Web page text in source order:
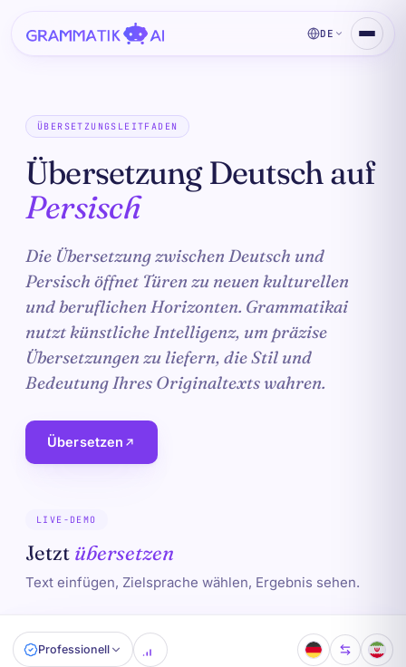
DE
ÜBERSETZUNGSLEITFADEN
Übersetzung Deutsch auf
Persisch
Die Übersetzung zwischen Deutsch und
Persisch öffnet Türen zu neuen kulturellen
und beruflichen Horizonten. Grammatikai
nutzt künstliche Intelligenz, um präzise
Übersetzungen zu liefern, die Stil und
Bedeutung Ihres Originaltexts wahren.
Übersetzen
LIVE-DEMO
Jetzt übersetzen
Text einfügen, Zielsprache wählen, Ergebnis sehen.
Professionell